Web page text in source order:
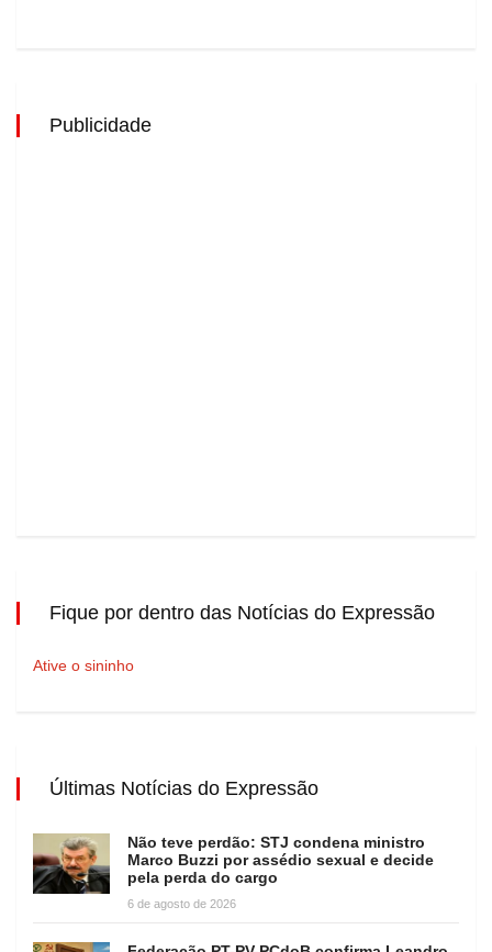
Publicidade
Fique por dentro das Notícias do Expressão
Ative o sininho
Últimas Notícias do Expressão
Não teve perdão: STJ condena ministro
Marco Buzzi por assédio sexual e decide
pela perda do cargo
6 de agosto de 2026